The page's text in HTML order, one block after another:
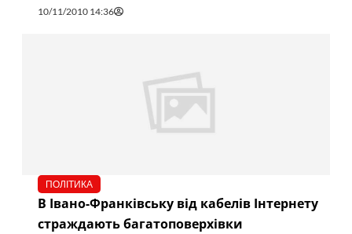
10/11/2010 14:36
ПОЛІТИКА
В Івано-Франківську від кабелів Інтернету
страждають багатоповерхівки